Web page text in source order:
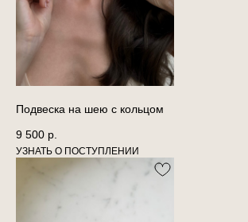
Подвеска на шею с кольцом
9 500 р.